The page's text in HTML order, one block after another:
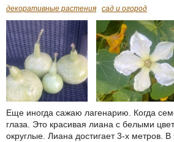
декоративные растения сад и огород
Еще иногда сажаю лагенарию. Когда
глаза. Это красивая лиана с белыми
округлые. Лиана достигает 3-х метров.